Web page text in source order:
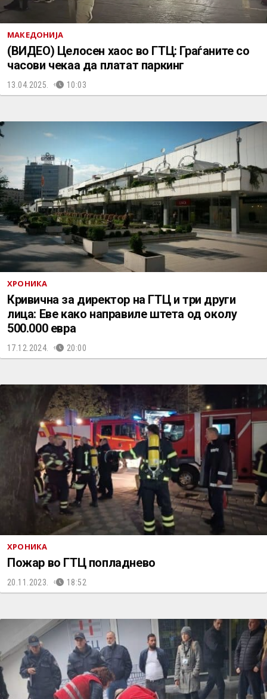
МАКЕДОНИЈА
(ВИДЕО) Целосен хаос во ГТЦ: Граѓаните со
часови чекаа да платат паркинг
13.04.2025. 10:03
ХРОНИКА
Кривична за директор на ГТЦ и три други
лица: Еве како направиле штета од околу
500.000 евра
17.12.2024. 20:00
ХРОНИКА
Пожар во ГТЦ попладнево
20.11.2023. 18:52